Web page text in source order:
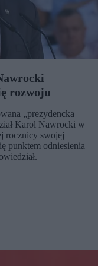
rozwoju
„prezydencka
Karol Nawrocki w
rocznicy swojej
punktem odniesienia